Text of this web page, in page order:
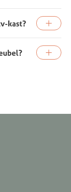
kast?